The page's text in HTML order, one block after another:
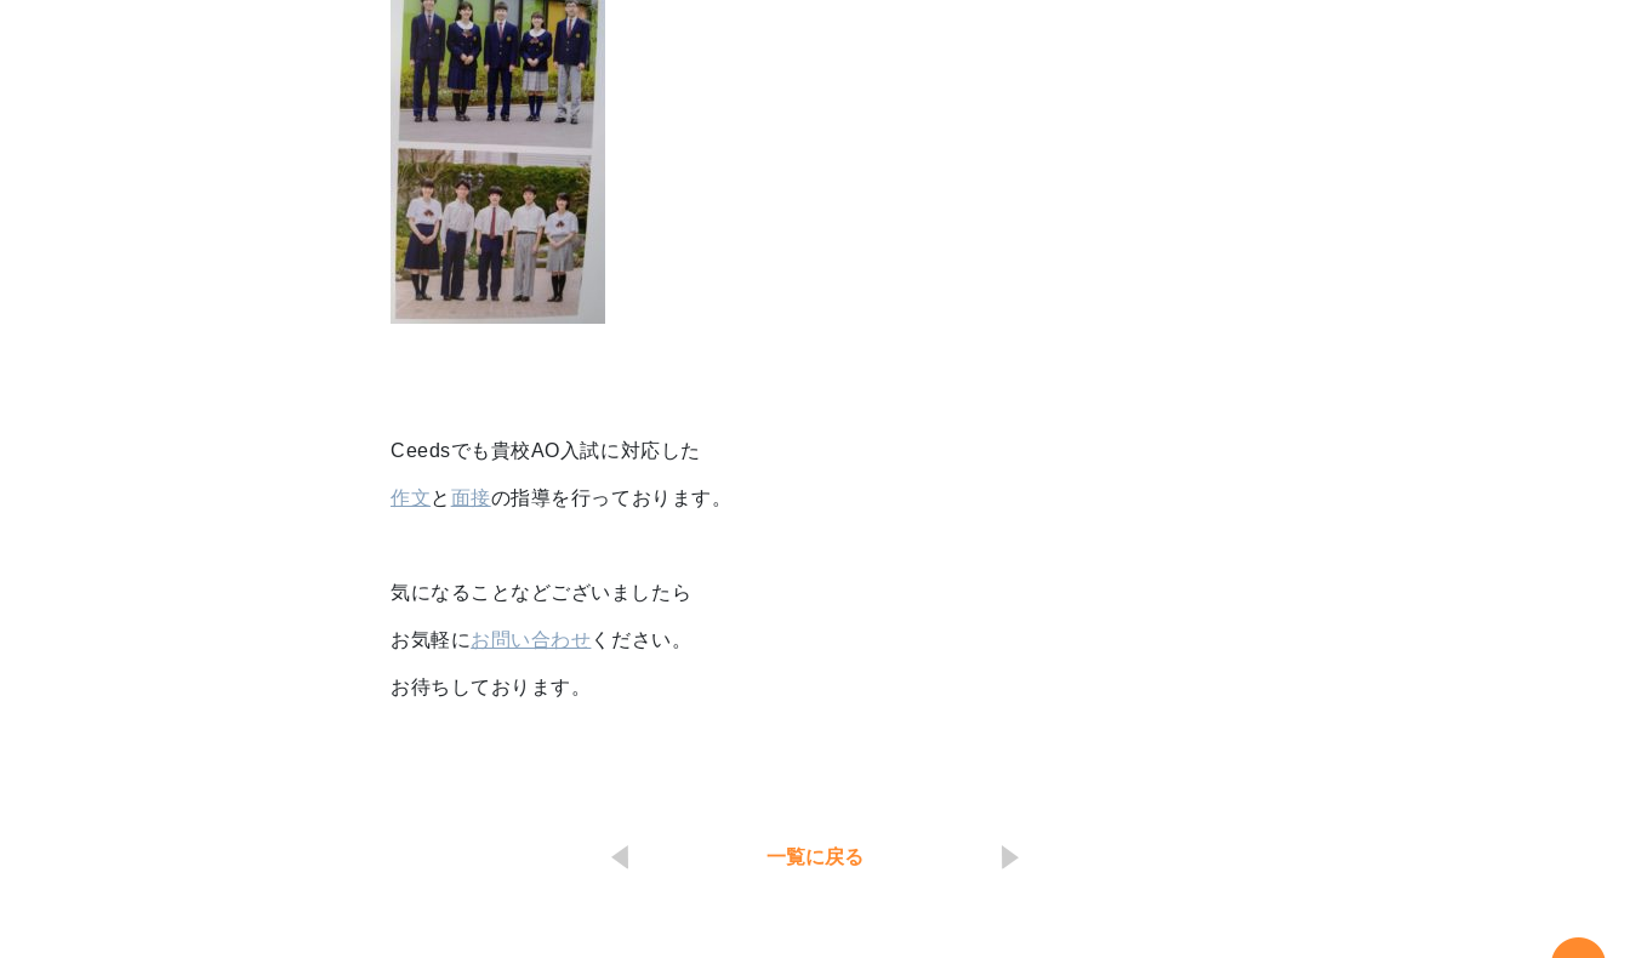
Ceedsでも貴校AO入試に対応した
作文と 面接の指導を行っております。
気になることなどございましたら
お気軽にお問い合わせ ください。
お待ちしております。
一覧に戻る